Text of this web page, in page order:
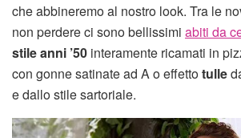
che abbineremo al nostro look. Tra le
non perdere ci sono bellissimi abiti da
stile anni ’50 interamente ricamati in
con gonne satinate ad A o effettotulle
e dallo stile sartoriale.